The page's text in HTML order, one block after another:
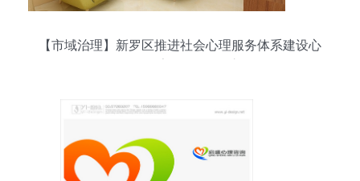
【市域治理】新罗区推进社会心理服务体系建设心